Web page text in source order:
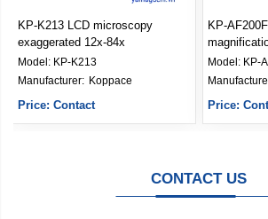
KP-K213 LCD microscopy
exaggerated 12x-84x
Model: KP-K213
Koppace
Price: Contact
KP-
Model: KP-
Price:
CONTACT US